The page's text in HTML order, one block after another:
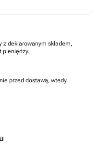
deklarowanym składem,
pieniędzy.
przed dostawą, wtedy